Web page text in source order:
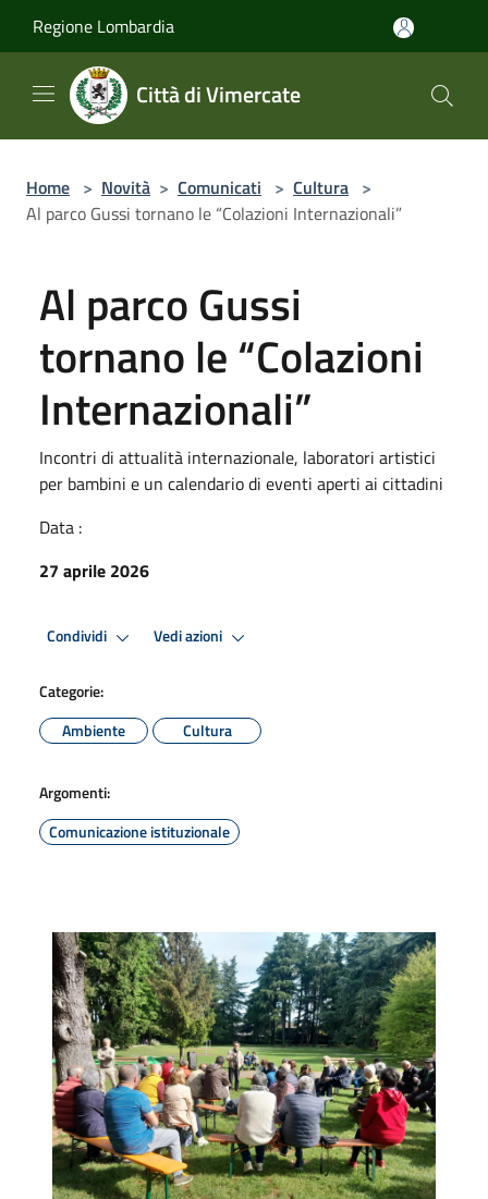
Regione Lombardia
Città di Vimercate
Home > Novità > Comunicati > Cultura >
Al parco Gussi tornano le “Colazioni Internazionali”
Al parco Gussi
tornano le “Colazioni
Internazionali”
Incontri di attualità internazionale, laboratori artistici
per bambini e un calendario di eventi aperti ai cittadini
Data :
27 aprile 2026
Condividi Vedi azioni
Categorie:
Ambiente
Cultura
Argomenti:
Comunicazione istituzionale